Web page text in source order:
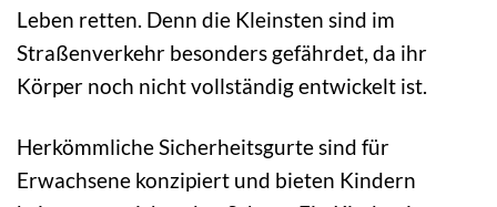
Leben retten. Denn die Kleinsten sind im
Straßenverkehr besonders gefährdet, da ihr
Körper noch nicht vollständig entwickelt ist.
Herkömmliche Sicherheitsgurte sind für
Erwachsene konzipiert und bieten Kindern